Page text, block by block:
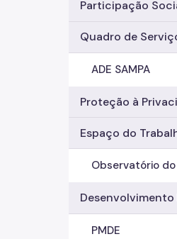
Participação
Quadro de
ADE SAMPA
Proteção à
Espaço do
Observatório
PMDE